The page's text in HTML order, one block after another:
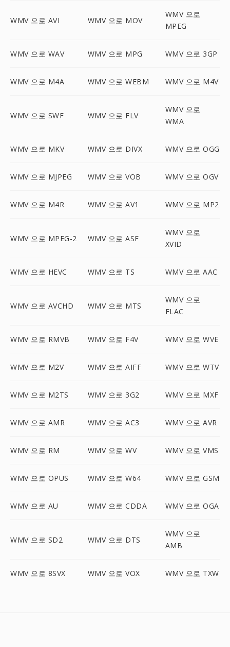
WMV 으로 AVI WMV 으로 MOV
WMV 으로
MPEG
WMV 으로 WAV WMV 으로 MPG WMV 으로 3GP
WMV 으로 M4A WMV 으로 WEBM WMV 으로 M4V
WMV 으로 SWF WMV 으로 FLV
WMV 으로
WMA
WMV 으로 MKV WMV 으로 DIVX WMV 으로 OGG
WMV 으로 MJPEG WMV 으로 VOB WMV 으로 OGV
WMV 으로 M4R WMV 으로 AV1 WMV 으로 MP2
WMV 으로 MPEG-2 WMV 으로 ASF
WMV 으로
XVID
WMV 으로 HEVC WMV 으로 TS WMV 으로 AAC
WMV 으로 AVCHD WMV 으로 MTS
WMV 으로
FLAC
WMV 으로 RMVB WMV 으로 F4V WMV 으로 WVE
WMV 으로 M2V WMV 으로 AIFF WMV 으로 WTV
WMV 으로 M2TS WMV 으로 3G2 WMV 으로 MXF
WMV 으로 AMR WMV 으로 AC3 WMV 으로 AVR
WMV 으로 RM WMV 으로 WV WMV 으로 VMS
WMV 으로 OPUS WMV 으로 W64 WMV 으로 GSM
WMV 으로 AU WMV 으로 CDDA WMV 으로 OGA
WMV 으로 SD2 WMV 으로 DTS
WMV 으로
AMB
WMV 으로 8SVX WMV 으로 VOX WMV 으로 TXW